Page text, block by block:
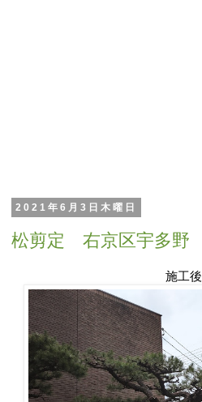
2021年6月3日木曜日
松剪定 右京区宇多野
施工後